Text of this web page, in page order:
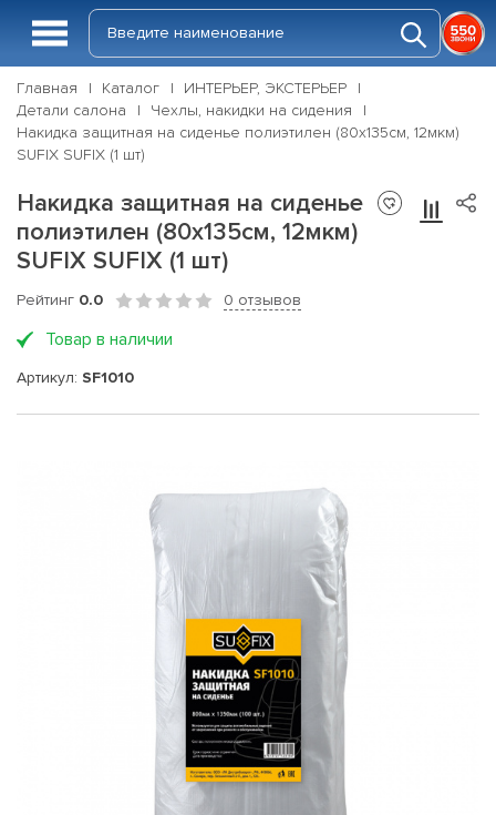
Главная Каталог
ИНТЕРЬЕР, ЭКСТЕРЬЕР
Детали салона
Чехлы, накидки на сидения
Накидка защитная на сиденье полиэтилен (80х135см, 12мкм)
SUFIX SUFIX (1 шт)
Накидка защитная на сиденье
полиэтилен (80х135см, 12мкм)
SUFIX SUFIX (1 шт)
Рейтинг 0.0 0 отзывов
Товар в наличии
Артикул: SF1010